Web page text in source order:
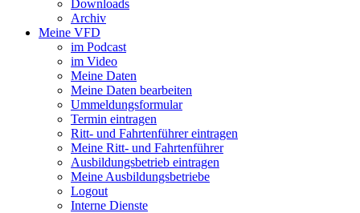
Downloads
Archiv
Meine VFD
im Podcast
im Video
Meine Daten
Meine Daten bearbeiten
Ummeldungsformular
Termin eintragen
Ritt- und Fahrtenführer eintragen
Meine Ritt- und Fahrtenführer
Ausbildungsbetrieb eintragen
Meine Ausbildungsbetriebe
Logout
Interne Dienste